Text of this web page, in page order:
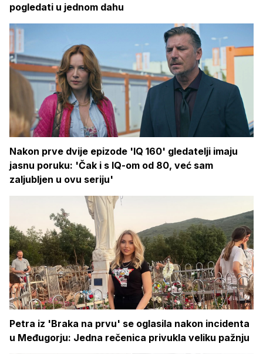
pogledati u jednom dahu
Nakon prve dvije epizode 'IQ 160' gledatelji imaju
jasnu poruku: 'Čak i s IQ-om od 80, već sam
zaljubljen u ovu seriju'
Petra iz 'Braka na prvu' se oglasila nakon incidenta
u Međugorju: Jedna rečenica privukla veliku pažnju